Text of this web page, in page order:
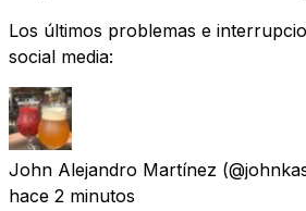
Los últimos problemas e
social media:
John Alejandro Martínez
hace 2 minutos